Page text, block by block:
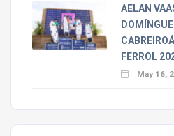
AELAN
FERROL
May 16,